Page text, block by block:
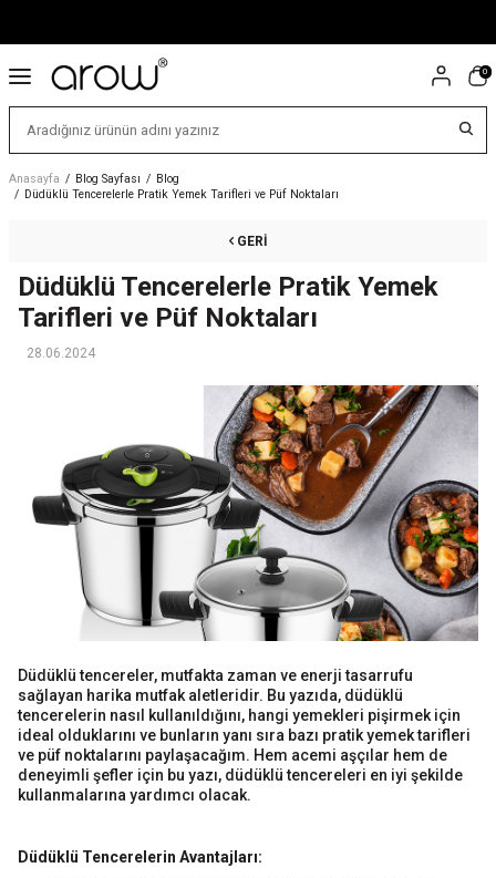
0
Anasayfa / Blog Sayfası / Blog
/ Düdüklü Tencerelerle Pratik Yemek Tarifleri ve Püf Noktaları
GERI
Düdüklü Tencerelerle Pratik Yemek
Tarifleri ve Püf Noktaları
28.06.2024
Düdüklü tencereler, mutfakta zaman ve enerji tasarrufu
sağlayan harika mutfak aletleridir. Bu yazıda, düdüklü
tencerelerin nasıl kullanıldığını, hangi yemekleri pişirmek için
ideal olduklarını ve bunların yanı sıra bazı pratik yemek tarifleri
ve püf noktalarını paylaşacağım. Hem acemi aşçılar hem de
deneyimli şefler için bu yazı, düdüklü tencereleri en iyi şekilde
kullanmalarına yardımcı olacak.
Düdüklü Tencerelerin Avantajları: